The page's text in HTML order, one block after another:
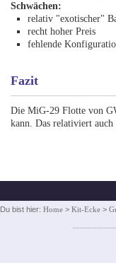
Schwächen:
relativ "exotischer"
recht hoher Preis
fehlende
Fazit
Die MiG-29 Flotte von
kann. Das relativiert
Du bist hier: Home > Kit-Ecke >